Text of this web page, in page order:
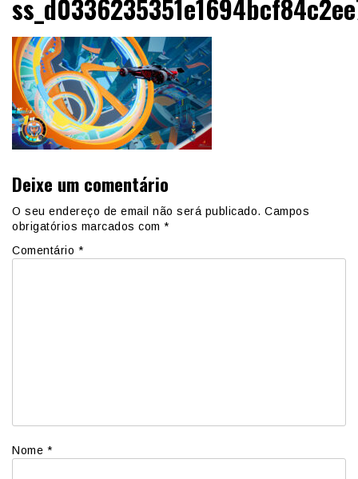
Deixe um comentário
O seu endereço de email não será publicado. Campos
obrigatórios marcados com *
Comentário *
Nome *